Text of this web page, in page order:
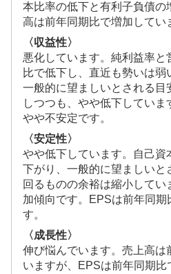
本比率の低下と有利子負債の
高は前年同期比で増加してい
〈収益性〉
悪化しています。純利益率と
比で低下し、直近も勢いは
一般的に望ましいとされる目
しつつも、やや低下してい
やや不安定です。
〈安定性〉
やや低下しています。自己資
下がり、一般的に望ましいと
回るものの余裕は縮小してい
加傾向です。EPSは前年同
す。
〈成長性〉
伸び悩んでいます。売上高は
いますが、EPSは前年同期比